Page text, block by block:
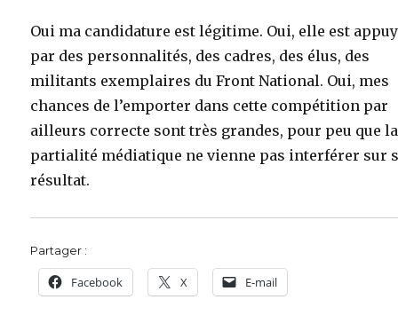
Oui ma candidature est légitime. Oui, elle est
par des personnalités, des cadres, des élus, des
militants exemplaires du Front National. Oui, mes
chances de l’emporter dans cette compétition par
ailleurs correcte sont très grandes, pour peu que la
partialité médiatique ne vienne pas interférer sur
résultat.
Partager :
Facebook X E-mail